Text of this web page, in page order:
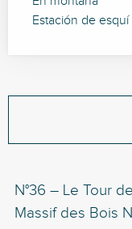
Estación de esquí
N°36 – Le Tour
Massif des Bois